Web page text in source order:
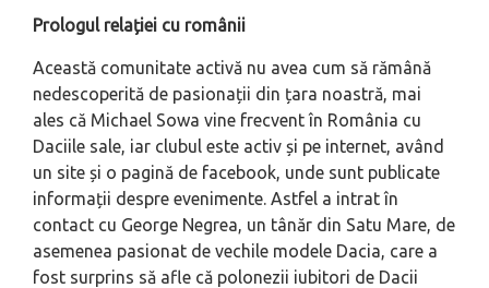
Prologul relației cu românii
Această comunitate activă nu avea cum să rămână
nedescoperită de pasionații din țara noastră, mai
ales că Michael Sowa vine frecvent în România cu
Daciile sale, iar clubul este activ și pe internet, având
un site și o pagină de facebook, unde sunt publicate
informații despre evenimente. Astfel a intrat în
contact cu George Negrea, un tânăr din Satu Mare, de
asemenea pasionat de vechile modele Dacia, care a
fost surprins să afle că polonezii iubitori de Dacii